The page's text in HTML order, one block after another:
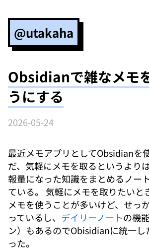
@utakaha
Obsidianで雑なメモ
うにする
2026-05-24
最近メモアプリとしてObsidianを
だ、気軽にメモを取るというより
報量になった知識をまとめるノー
ている。 気軽にメモを取りたいと
メモを使うことが多いけど、せっ
っているし、 デイリーノートの機
ン）もあるのでObisidianに統一し
った。